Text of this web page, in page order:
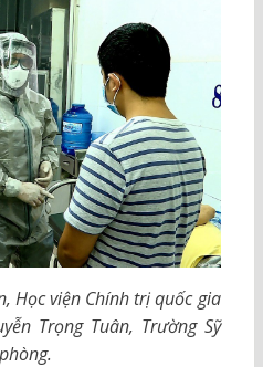
Học viện Chính trị quốc gia
Trọng Tuân, Trường Sỹ